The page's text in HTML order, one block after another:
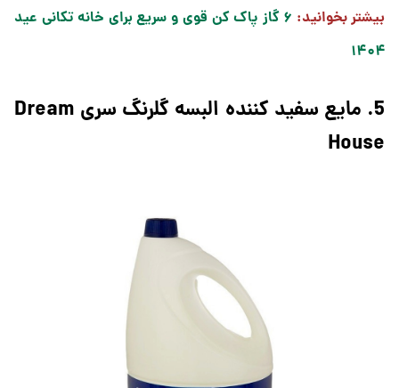
بیشتر بخوانید:
۶ گاز پاک کن قوی و سریع برای خانه تکانی عید
۱۴۰۴
5. مایع سفید کننده البسه گلرنگ سری Dream
House